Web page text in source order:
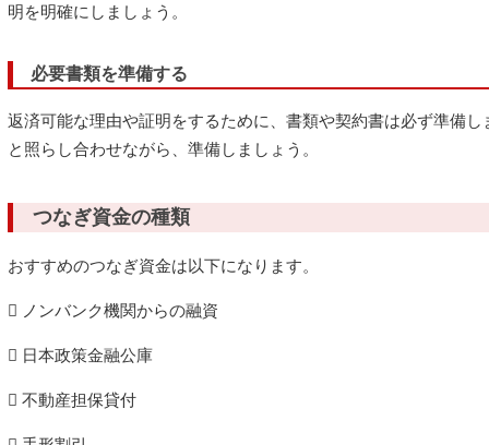
明を明確にしましょう。
必要書類を準備する
返済可能な理由や証明をするために、書類や契約書は必ず準備
と照らし合わせながら、準備しましょう。
つなぎ資金の種類
おすすめのつなぎ資金は以下になります。
 ノンバンク機関からの融資
 日本政策金融公庫
 不動産担保貸付